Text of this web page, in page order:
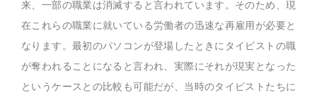
来、一部の職業は消滅すると言われています。そのため、現
在これらの職業に就いている労働者の迅速な再雇用が必要と
なります。最初のパソコンが登場したときにタイピストの職
が奪われることになると言われ、実際にそれが現実となった
というケースとの比較も可能だが、当時のタイピストたちに